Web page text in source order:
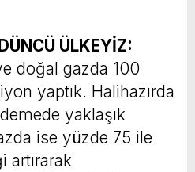
ÜLKEYİZ:
doğal gazda 100
yaptık. Halihazırda
yaklaşık
ise yüzde 75 ile
artırarak